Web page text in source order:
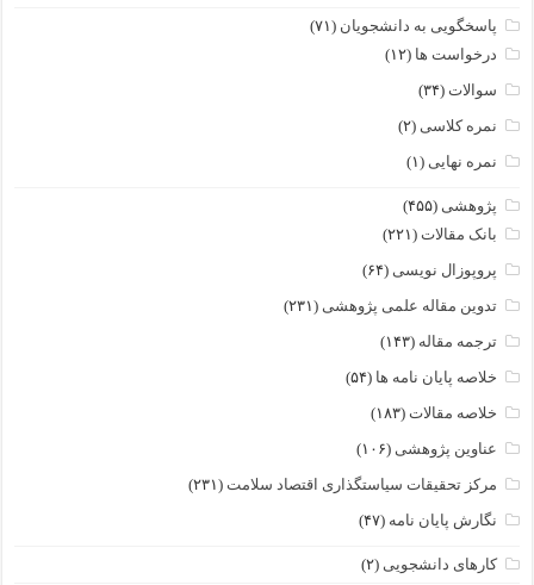
پاسخگویی به دانشجویان (۷۱)
درخواست ها (۱۲)
سوالات (۳۴)
نمره کلاسی (۲)
نمره نهایی (۱)
پژوهشی (۴۵۵)
بانک مقالات (۲۲۱)
پروپوزال نویسی (۶۴)
تدوین مقاله علمی پژوهشی (۲۳۱)
ترجمه مقاله (۱۴۳)
خلاصه پایان نامه ها (۵۴)
خلاصه مقالات (۱۸۳)
عناوین پژوهشی (۱۰۶)
مرکز تحقیقات سیاستگذاری اقتصاد سلامت (۲۳۱)
نگارش پایان نامه (۴۷)
کارهای دانشجویی (۲)